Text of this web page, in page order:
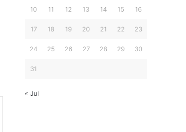
10 11 12 13 14 15 16
17 18 19 20 21 22 23
24 25 26 27 28 29 30
31
« Jul